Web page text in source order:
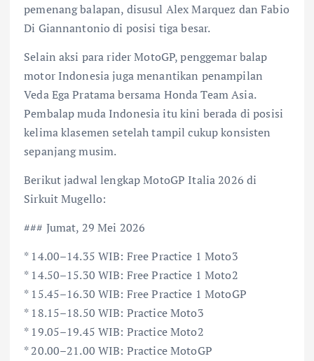
pemenang balapan, disusul Alex Marquez dan Fabio
Di Giannantonio di posisi tiga besar.
Selain aksi para rider MotoGP, penggemar balap
motor Indonesia juga menantikan penampilan
Veda Ega Pratama bersama Honda Team Asia.
Pembalap muda Indonesia itu kini berada di posisi
kelima klasemen setelah tampil cukup konsisten
sepanjang musim.
Berikut jadwal lengkap MotoGP Italia 2026 di
Sirkuit Mugello:
### Jumat, 29 Mei 2026
* 14.00–14.35 WIB: Free Practice 1 Moto3
* 14.50–15.30 WIB: Free Practice 1 Moto2
* 15.45–16.30 WIB: Free Practice 1 MotoGP
* 18.15–18.50 WIB: Practice Moto3
* 19.05–19.45 WIB: Practice Moto2
* 20.00–21.00 WIB: Practice MotoGP